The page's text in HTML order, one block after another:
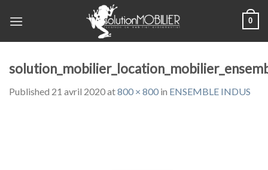
0
Published 21 avril 2020at800 × 800 in ENSEMBLE INDUS